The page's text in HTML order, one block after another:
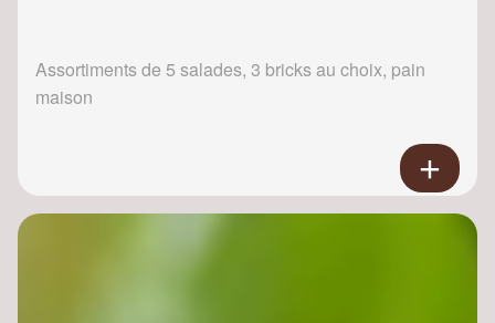
Assortiments de 5 salades, 3 bricks au choix, pain
maison